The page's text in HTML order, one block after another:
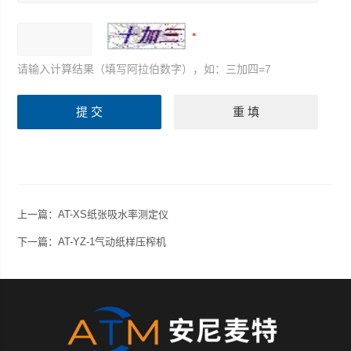
请输入计算结果（填写阿拉伯数字），如：三加四=7
上一篇：AT-XS纸张吸水率测定仪
下一篇：AT-YZ-1气动纸样压榨机